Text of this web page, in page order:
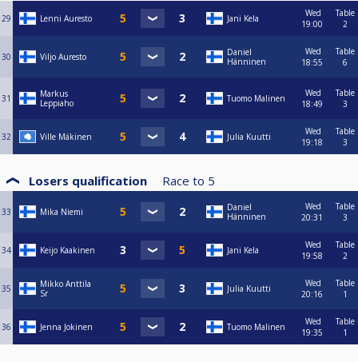
29 Lenni Auresto Jani Kela
Wed
19:00
Table
2
30 Viljo Auresto
Daniel
Hänninen
Wed
18:55
Table
6
31
Markus
Leppiaho
Tuomo Malinen
Wed
18:49
Table
3
32 Ville Mäkinen Julia Kuutti
Wed
19:18
Table
3
Losers qualification Race to 5
33 Mika Niemi
Daniel
Hänninen
Wed
20:31
Table
3
34 Keijo Kaakinen Jani Kela
Wed
19:58
Table
2
35
Mikko Anttila
Sr
Julia Kuutti
Wed
20:16
Table
1
36 Jenna Jokinen Tuomo Malinen
Wed
19:35
Table
1